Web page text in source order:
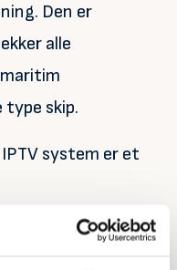
Den er
alle
skip.
system er et
bruk.
av tjenester